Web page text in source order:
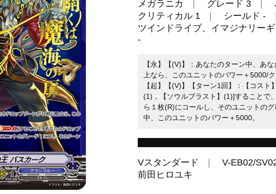
メガラニカ
グレード 3
クリティカル 1
シールド -
ツインドライブ、イマジナリー
-
【永】【(V)】：あなたのターン中、あ
上なら、このユニットのパワー＋5000/ク
【起】【(V)】【ターン1回】：【コスト
(1)，【ソウルブラスト】(1)]することで
ら１枚(R)にコールし、そのユニットの
中、このユニットのパワー＋5000。
Vスタンダード V-EB02/
前田ヒロユキ